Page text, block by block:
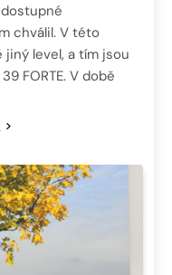
chválil. V této
level, a tím jsou
FORTE. V době